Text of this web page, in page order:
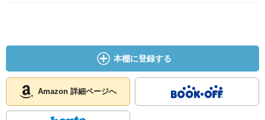
・周りが喜んでくれるからでなく、私がやりたいからやる
・「苦しみ＝痛み×抵抗」「幸せ＝快感÷執着」
・BELLA (座禅中に見つけた煩悩との向き合い方)
本棚に登録する
Amazon 詳細ページへ